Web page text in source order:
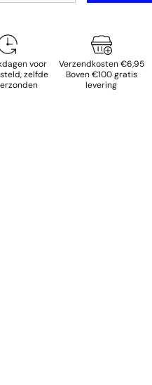
voor
zelfde
Verzendkosten €6,95
Boven €100 gratis
levering